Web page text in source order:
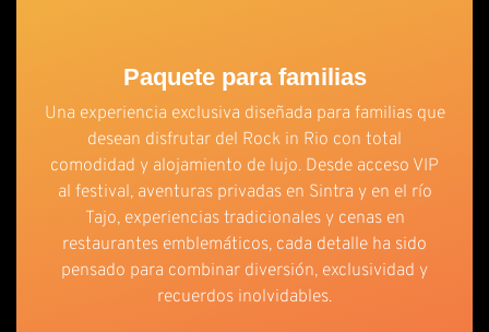
Paquete para familias
Una experiencia exclusiva diseñada para familias que
desean disfrutar del Rock in Rio con total
comodidad y alojamiento de lujo. Desde acceso VIP
al festival, aventuras privadas en Sintra y en el río
Tajo, experiencias tradicionales y cenas en
restaurantes emblemáticos, cada detalle ha sido
pensado para combinar diversión, exclusividad y
recuerdos inolvidables.